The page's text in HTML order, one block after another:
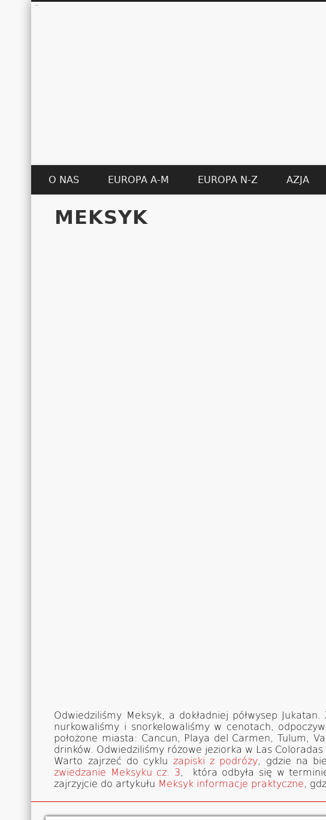
O NAS EUROPA A-M EUROPA N-Z AZJA
MEKSYK
Odwiedziliśmy Meksyk, a dokładniej półwysep
nurkowaliśmy i snorkelowaliśmy w cenotach,
położone miasta: Cancun, Playa del Carmen, Tulum,
drinków. Odwiedziliśmy różowe jeziorka w Las
Warto zajrzeć do cyklu zapiski z podróży, gdzie na
zwiedzanie Meksyku cz. 3, która odbyła się w
zajrzyjcie do artykułu Meksyk informacje praktyczne,